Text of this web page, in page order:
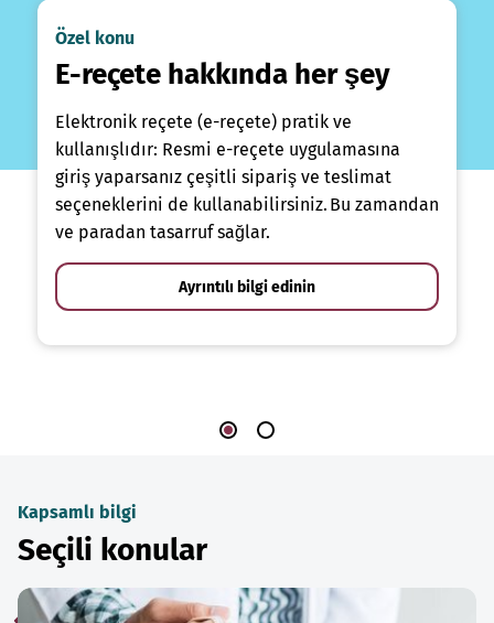
Özel konu
E-reçete hakkında her şey
Elektronik reçete (e-reçete) pratik ve
kullanışlıdır: Resmi e-reçete uygulamasına
giriş yaparsanız çeşitli sipariş ve teslimat
seçeneklerini de kullanabilirsiniz. Bu zamandan
ve paradan tasarruf sağlar.
Ayrıntılı bilgi edinin
Kapsamlı bilgi
Seçili konular